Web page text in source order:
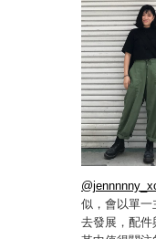
似，會以單一
去發展，配件